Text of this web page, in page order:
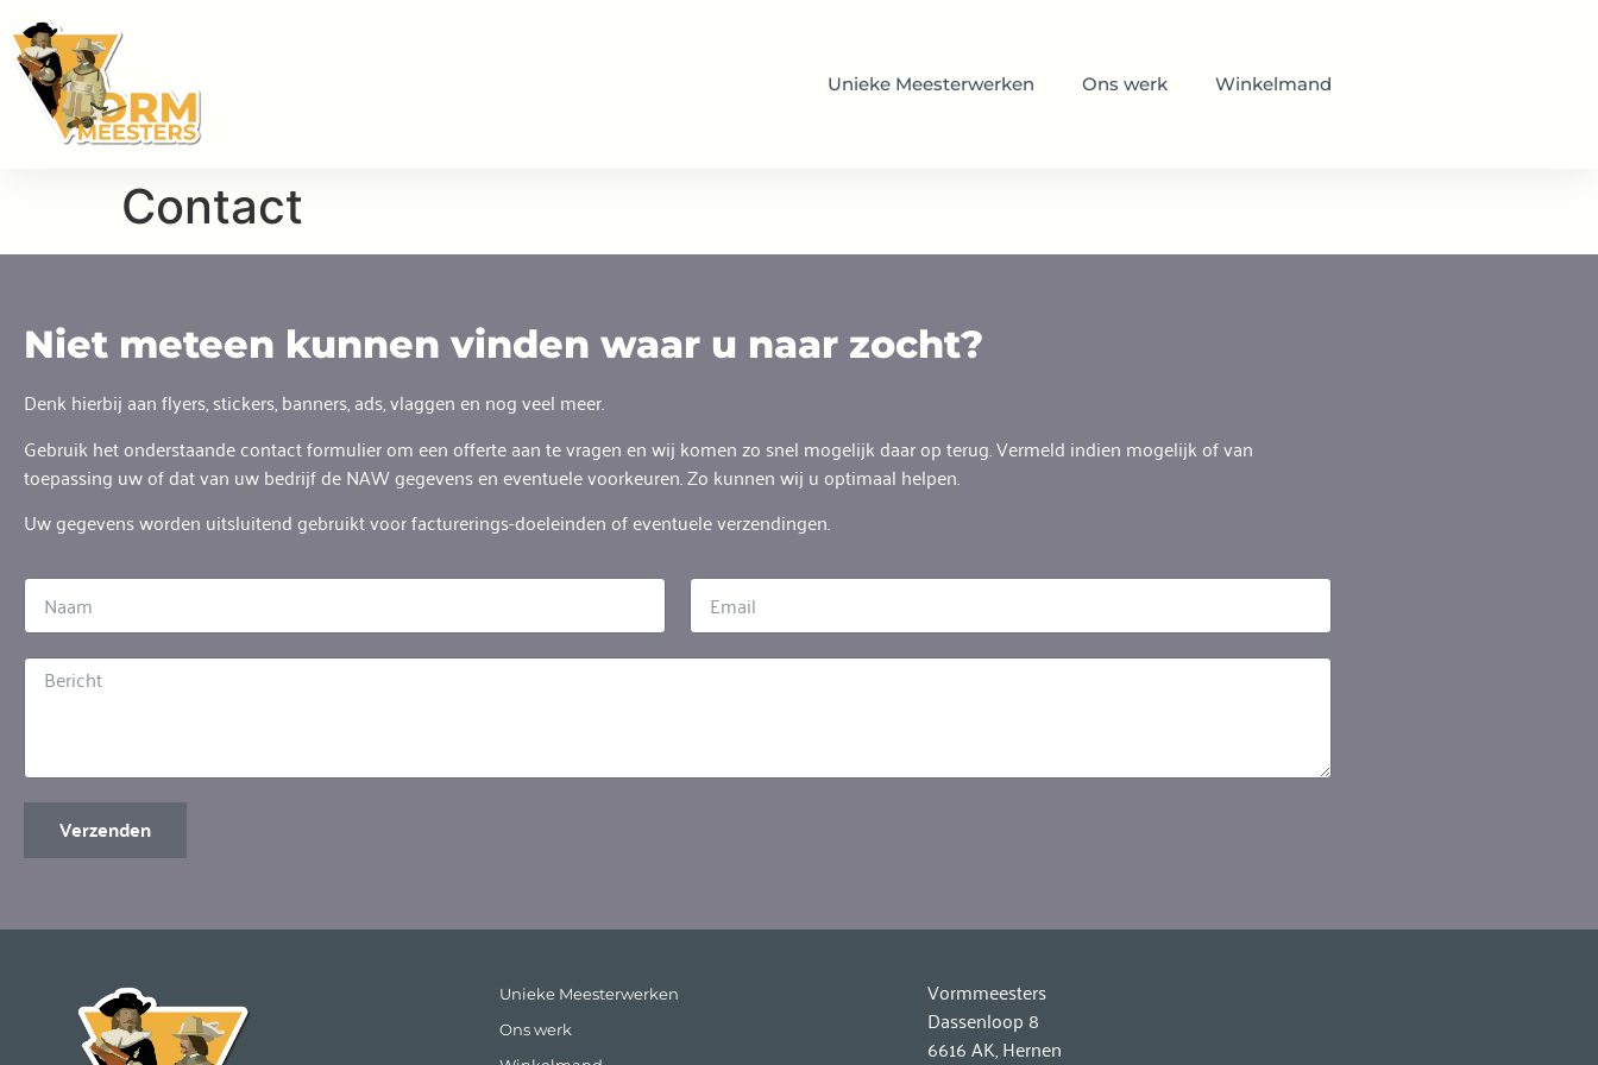
Unieke Meesterwerken Ons werk Winkelmand
Contact
Niet meteen kunnen vinden waar u naar zocht?
Denk hierbij aan flyers, stickers, banners, ads, vlaggen en nog veel meer.
Gebruik het onderstaande contact formulier om een offerte aan te vragen en wij komen zo snel mogelijk daar op terug. Vermeld indien mogelijk of van
toepassing uw of dat van uw bedrijf de NAW gegevens en eventuele voorkeuren. Zo kunnen wij u optimaal helpen.
Uw gegevens worden uitsluitend gebruikt voor facturerings-doeleinden of eventuele verzendingen.
Verzenden
Unieke Meesterwerken
Ons werk
Vormmeesters
Dassenloop 8
6616 AK, Hernen